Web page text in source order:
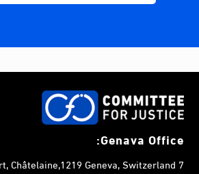
Genava Office:
7 chemin de Balexert, Châtelaine,1219 Geneva, Switzerland.